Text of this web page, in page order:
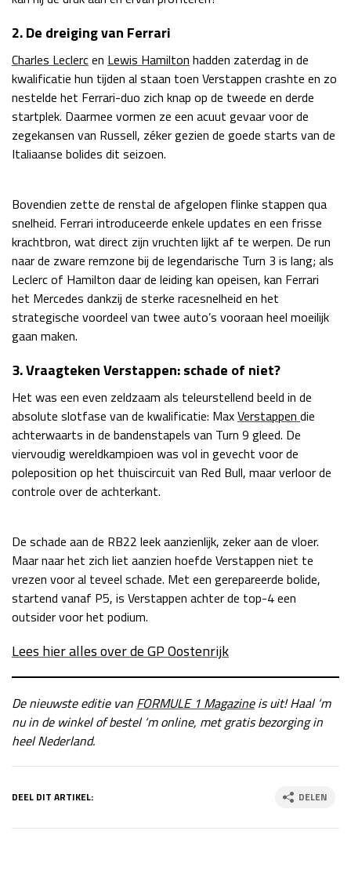
Kwalificatie
za 19:00 - 20:00
Race
zo 17:00 - 19:00
2. De dreiging van Ferrari
Charles Leclercen Lewis Hamilton hadden zaterdag in de
kwalificatie hun tijden al staan toen Verstappen crashte en zo
nestelde het Ferrari-duo zich knap op de tweede en derde
startplek. Daarmee vormen ze een acuut gevaar voor de
zegekansen van Russell, zéker gezien de goede starts van de
Italiaanse bolides dit seizoen.
Bovendien zette de renstal de afgelopen flinke stappen qua
snelheid. Ferrari introduceerde enkele updates en een frisse
krachtbron, wat direct zijn vruchten lijkt af te werpen. De run
naar de zware remzone bij de legendarische Turn 3 is lang; als
Leclerc of Hamilton daar de leiding kan opeisen, kan Ferrari
het Mercedes dankzij de sterke racesnelheid en het
strategische voordeel van twee auto’s vooraan heel moeilijk
gaan maken.
3. Vraagteken Verstappen: schade of niet?
Het was een even zeldzaam als teleurstellend beeld in de
absolute slotfase van de kwalificatie: MaxVerstappen die
achterwaarts in de bandenstapels van Turn 9 gleed. De
viervoudig wereldkampioen was vol in gevecht voor de
poleposition op het thuiscircuit van Red Bull, maar verloor de
controle over de achterkant.
De schade aan de RB22 leek aanzienlijk, zeker aan de vloer.
Maar naar het zich liet aanzien hoefde Verstappen niet te
vrezen voor al teveel schade. Met een gerepareerde bolide,
startend vanaf P5, is Verstappen achter de top-4 een
outsider voor het podium.
Lees hier alles over de GP Oostenrijk
De nieuwste editie van FORMULE 1 Magazineis uit! Haal ‘m
nu in de winkel of bestel ‘m online, met gratis bezorging in
heel Nederland.
DEEL DIT ARTIKEL: DELEN